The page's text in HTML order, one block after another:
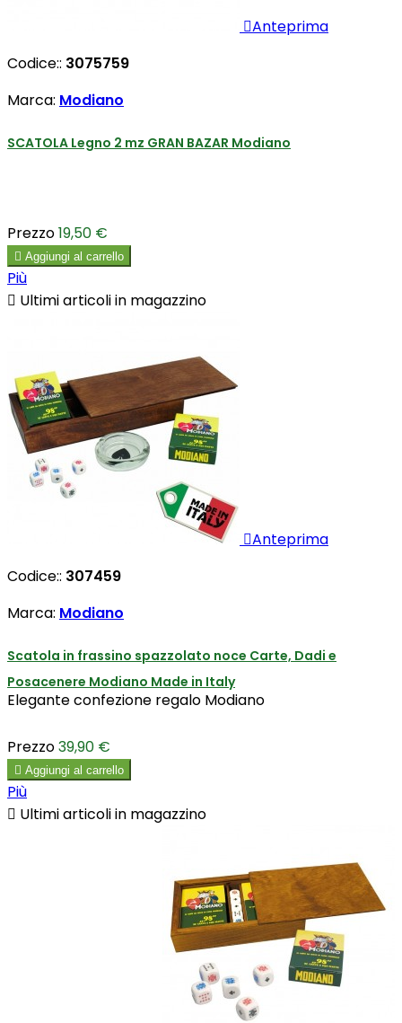
Anteprima
Codice:: 3075759
Marca: Modiano
SCATOLA Legno 2 mz GRAN BAZAR Modiano
Prezzo19,50 €
 Aggiungi al carrello
Più
 Ultimi articoli in magazzino
Anteprima
Codice:: 307459
Marca: Modiano
Scatola in frassino spazzolato noce Carte, Dadi e
Posacenere Modiano Made in Italy
Elegante confezione regalo Modiano
Prezzo39,90 €
 Aggiungi al carrello
Più
 Ultimi articoli in magazzino